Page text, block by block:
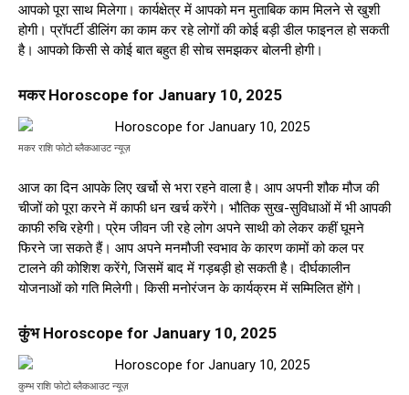
आपको पूरा साथ मिलेगा। कार्यक्षेत्र में आपको मन मुताबिक काम मिलने से खुशी
होगी। प्रॉपर्टी डीलिंग का काम कर रहे लोगों की कोई बड़ी डील फाइनल हो सकती
है। आपको किसी से कोई बात बहुत ही सोच समझकर बोलनी होगी।
मकर Horoscope for January 10, 2025
मकर राशि फोटो ब्लैकआउट न्यूज़
आज का दिन आपके लिए खर्चो से भरा रहने वाला है। आप अपनी शौक मौज की
चीजों को पूरा करने में काफी धन खर्च करेंगे। भौतिक सुख-सुविधाओं में भी आपकी
काफी रुचि रहेगी। प्रेम जीवन जी रहे लोग अपने साथी को लेकर कहीं घूमने
फिरने जा सकते हैं। आप अपने मनमौजी स्वभाव के कारण कामों को कल पर
टालने की कोशिश करेंगे, जिसमें बाद में गड़बड़ी हो सकती है। दीर्घकालीन
योजनाओं को गति मिलेगी। किसी मनोरंजन के कार्यक्रम में सम्मिलित होंगे।
कुंभ Horoscope for January 10, 2025
कुम्भ राशि फोटो ब्लैकआउट न्यूज़